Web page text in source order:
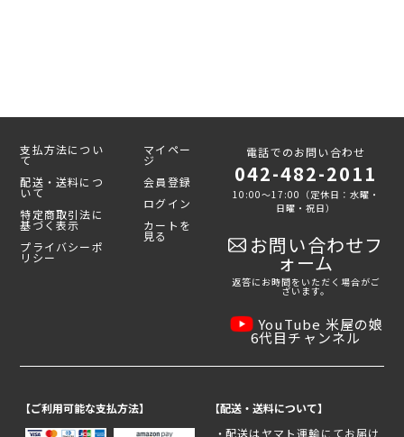
支払方法につい
て
配送・送料につ
いて
特定商取引法に
基づく表示
プライバシーポ
リシー
マイペー
ジ
会員登録
ログイン
カートを
見る
電話でのお問い合わせ
042-482-2011
10:00～17:00（定休日：水曜・
日曜・祝日）
お問い合わせフ
ォーム
返答にお時間をいただく場合がご
ざいます。
YouTube 米屋の娘
6代目チャンネル
【ご利用可能な支払方法】
【配送・送料について】
配送はヤマト運輸にてお届け